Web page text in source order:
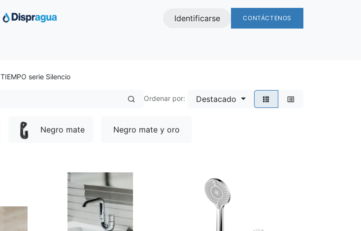
Identificarse CONTÁCTENOS
TIEMPO serie Silencio
Ordenar por: Destacado
Negro mate Negro mate y oro